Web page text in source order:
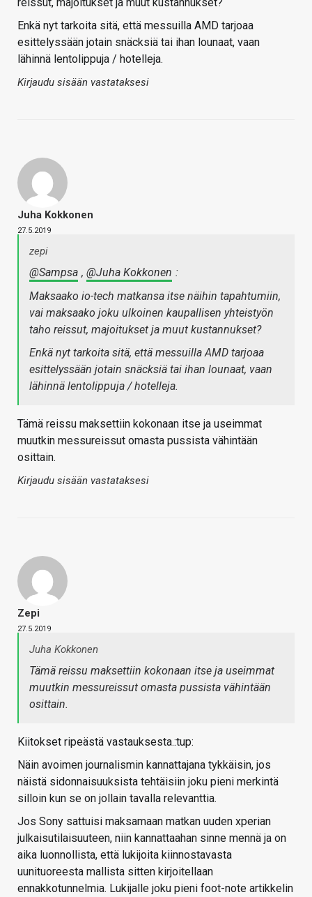
Enkä nyt tarkoita sitä, että messuilla AMD tarjoaa
esittelyssään jotain snäcksiä tai ihan lounaat, vaan
lähinnä lentolippuja / hotelleja.
Kirjaudu sisään vastataksesi
Juha Kokkonen
27.5.2019
zepi
@Sampsa , @Juha Kokkonen :
Maksaako io-tech matkansa itse näihin tapahtumiin,
vai maksaako joku ulkoinen kaupallisen yhteistyön
taho reissut, majoitukset ja muut kustannukset?
Enkä nyt tarkoita sitä, että messuilla AMD tarjoaa
esittelyssään jotain snäcksiä tai ihan lounaat, vaan
lähinnä lentolippuja / hotelleja.
Tämä reissu maksettiin kokonaan itse ja useimmat
muutkin messureissut omasta pussista vähintään
osittain.
Kirjaudu sisään vastataksesi
Zepi
27.5.2019
Juha Kokkonen
Tämä reissu maksettiin kokonaan itse ja useimmat
muutkin messureissut omasta pussista vähintään
osittain.
Kiitokset ripeästä vastauksesta.:tup:
Näin avoimen journalismin kannattajana tykkäisin, jos
näistä sidonnaisuuksista tehtäisiin joku pieni merkintä
silloin kun se on jollain tavalla relevanttia.
Jos Sony sattuisi maksamaan matkan uuden xperian
julkaisutilaisuuteen, niin kannattaahan sinne mennä ja on
aika luonnollista, että lukijoita kiinnostavasta
uunituoreesta mallista sitten kirjoitellaan
ennakkotunnelmia. Lukijalle joku pieni foot-note artikkelin